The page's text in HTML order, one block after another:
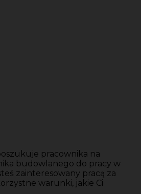
pracownika na
budowlanego do pracy w
zainteresowany pracą za
warunki, jakie Ci